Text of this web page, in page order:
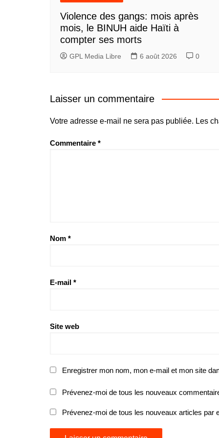
Violence des gangs: mois après
mois, le BINUH aide Haïti à
compter ses morts
GPL Media Libre 6 août 2026 0
Laisser un commentaire
Votre adresse e-mail ne sera pas publiée. Les
Commentaire *
Nom *
E-mail *
Site web
Enregistrer mon nom, mon e-mail et mon site
Prévenez-moi de tous les nouveaux
Prévenez-moi de tous les nouveaux articles par